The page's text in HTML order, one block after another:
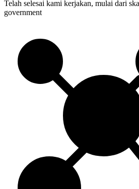
Telah selesai kami kerjakan, mulai dari
government